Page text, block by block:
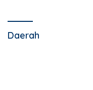
Daerah